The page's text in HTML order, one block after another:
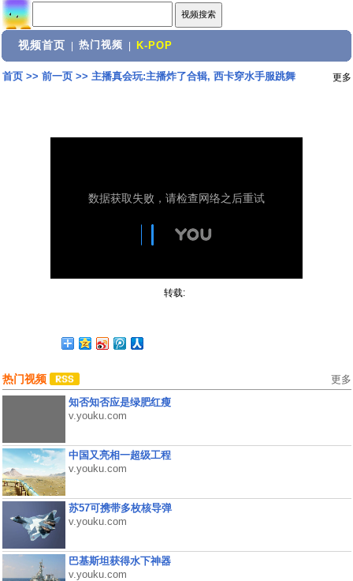
视频首页 热门视频 K-POP
首页>> 前一页>> 主播真会玩:主播炸了合辑, 西卡穿水手服跳舞 更多
转载:
热门视频 更多
知否知否应是绿肥红瘦
v.youku.com
中国又亮相一超级工程
v.youku.com
苏57可携带多枚核导弹
v.youku.com
巴基斯坦获得水下神器
v.youku.com